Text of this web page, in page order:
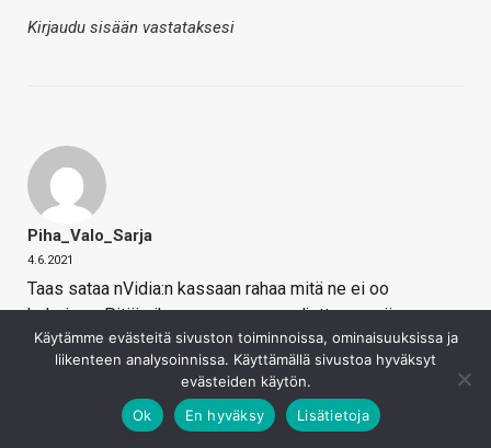
Kirjaudu sisään vastataksesi
Piha_Valo_Sarja
4.6.2021
Taas sataa nVidia:n kassaan rahaa mitä ne ei oo
keksiny…. Pitäis ihan vaan omana suljettuna…. niin ne
muutkin tekee.
Kirjaudu sisään vastataksesi
Käytämme evästeitä sivuston toiminnoissa, ominaisuuksissa ja
liikenteen analysoinnissa. Käyttämällä sivustoa hyväksyt
evästeiden käytön.
Ok
En hyväksy Lisätietoja